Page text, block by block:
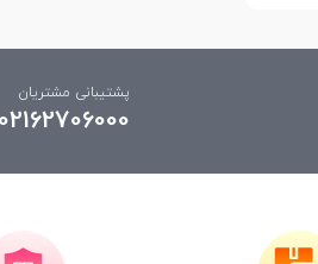
پشتیبانی مشتریان
02162706000